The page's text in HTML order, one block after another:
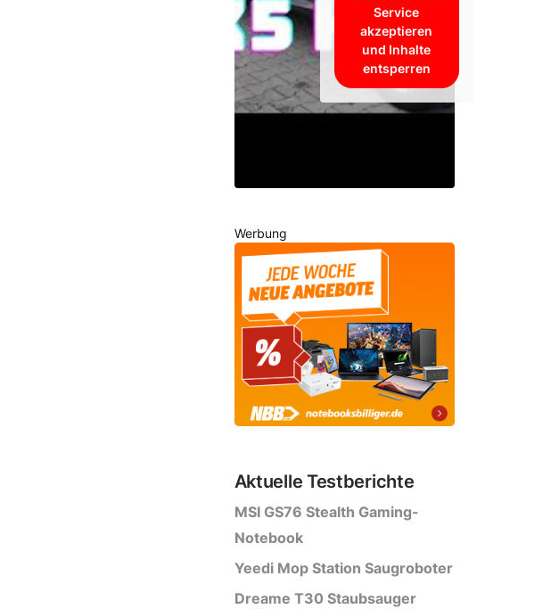
Service
akzeptieren
und Inhalte
entsperren
Werbung
Aktuelle Testberichte
MSI GS76 Stealth Gaming-
Notebook
Yeedi Mop Station Saugroboter
Dreame T30 Staubsauger